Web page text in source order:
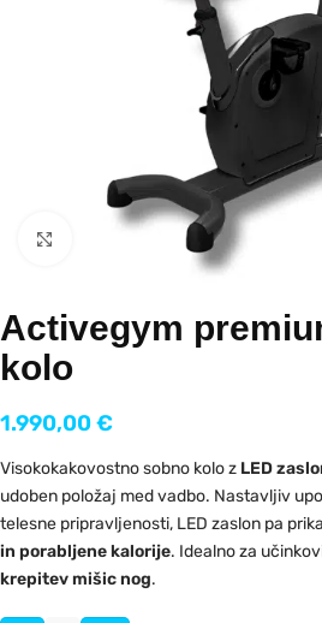
Kliknite za povečavo
Activegym
kolo
1.990,00€
Visokokakovostno sobno kolo z LED
udoben položaj med vadbo. Nastavljiv
telesne pripravljenosti, LED zaslon pa
in porabljene kalorije. Idealno za
krepitev mišic nog.